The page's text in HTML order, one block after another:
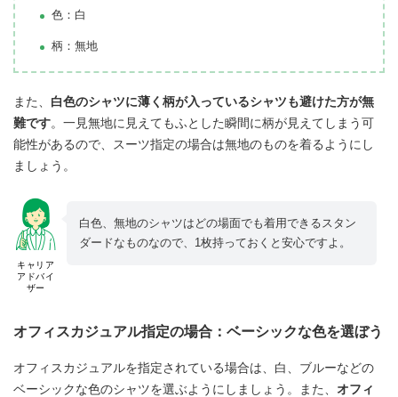
色：白
柄：無地
また、 白色のシャツに薄く柄が入っているシャツも避けた方が無
難です。一見無地に見えてもふとした瞬間に柄が見えてしまう可
能性があるので、スーツ指定の場合は無地のものを着るようにし
ましょう。
キャリア
アドバイ
ザー
白色、無地のシャツはどの場面でも着用できるスタン
ダードなものなので、1枚持っておくと安心ですよ。
オフィスカジュアル指定の場合：ベーシックな色を選ぼう
オフィスカジュアルを指定されている場合は、白、ブルーなどの
ベーシックな色のシャツを選ぶようにしましょう。また、 オフィ